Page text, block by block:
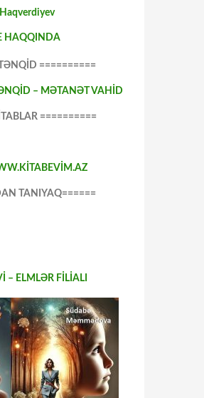
HAQQINDA
==========
– MƏTANƏT VAHİD
==========
TANIYAQ======
– ELMLƏR FİLİALI